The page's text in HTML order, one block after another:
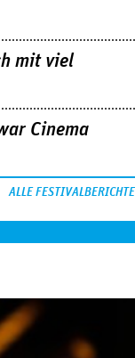
mit viel
Cinema
ALLE FESTIVALBERICHTE